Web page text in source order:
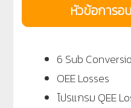
หัวข้อการอ
6 Sub
OEE Losses
โปรแกรม QEE